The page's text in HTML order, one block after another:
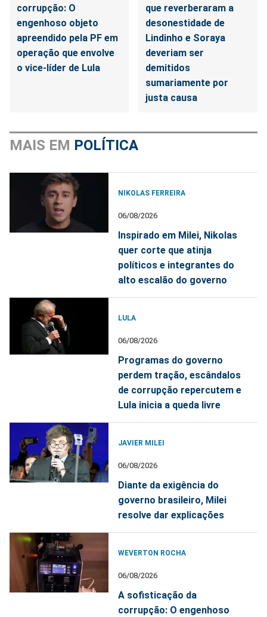
corrupção: O
engenhoso objeto
apreendido pela PF em
operação que envolve
o vice-líder de Lula
que reverberaram a
desonestidade de
Lindinho e Soraya
deveriam ser
demitidos
sumariamente por
justa causa
MAIS EM POLÍTICA
NIKOLAS FERREIRA
06/08/2026
Inspirado em Milei, Nikolas
quer corte que atinja
políticos e integrantes do
alto escalão do governo
LULA
06/08/2026
Programas do governo
perdem tração, escândalos
de corrupção repercutem e
Lula inicia a queda livre
JAVIER MILEI
06/08/2026
Diante da exigência do
governo brasileiro, Milei
resolve dar explicações
WEVERTON ROCHA
06/08/2026
A sofisticação da
corrupção: O engenhoso